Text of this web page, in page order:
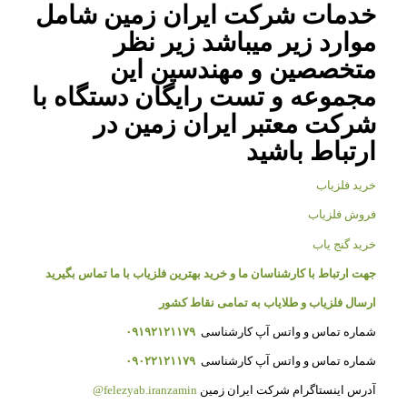
خدمات شرکت ایران زمین شامل
موارد زیر میباشد زیر نظر
متخصصین و مهندسین این
مجموعه و تست رایگان دستگاه با
شرکت معتبر ایران زمین در
ارتباط باشید
خرید فلزیاب
فروش فلزیاب
خرید گنج یاب
جهت ارتباط با کارشناسان ما و خرید بهترین فلزیاب با ما تماس بگیرید
ارسال فلزیاب و طلایاب به تمامی نقاط کشور
شماره تماس و واتس آپ کارشناسی ۰۹۱۹۲۱۲۱۱۷۹
شماره تماس و واتس آپ کارشناسی ۰۹۰۲۲۱۲۱۱۷۹
آدرس اینستاگرام شرکت ایران زمین felezyab.iranzamin@